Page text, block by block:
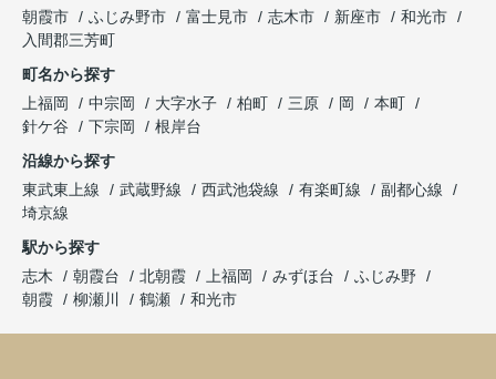
朝霞市
ふじみ野市 富士見市 志木市 新座市
和光市
入間郡三芳町
町名から探す
上福岡
中宗岡 大字水子 柏町 三原 岡
本町
針ケ谷
下宗岡
根岸台
沿線から探す
東武東上線
武蔵野線 西武池袋線 有楽町線
副都心線
埼京線
駅から探す
志木
朝霞台 北朝霞 上福岡 みずほ台
ふじみ野
朝霞
柳瀬川 鶴瀬 和光市